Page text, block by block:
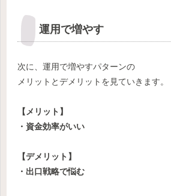
運用で増やす
次に、運用で増やすパターンの
メリットとデメリットを見ていきます。
【メリット】
・資金効率がいい
【デメリット】
・出口戦略で悩む